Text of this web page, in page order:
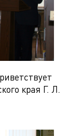
края Г. Л.